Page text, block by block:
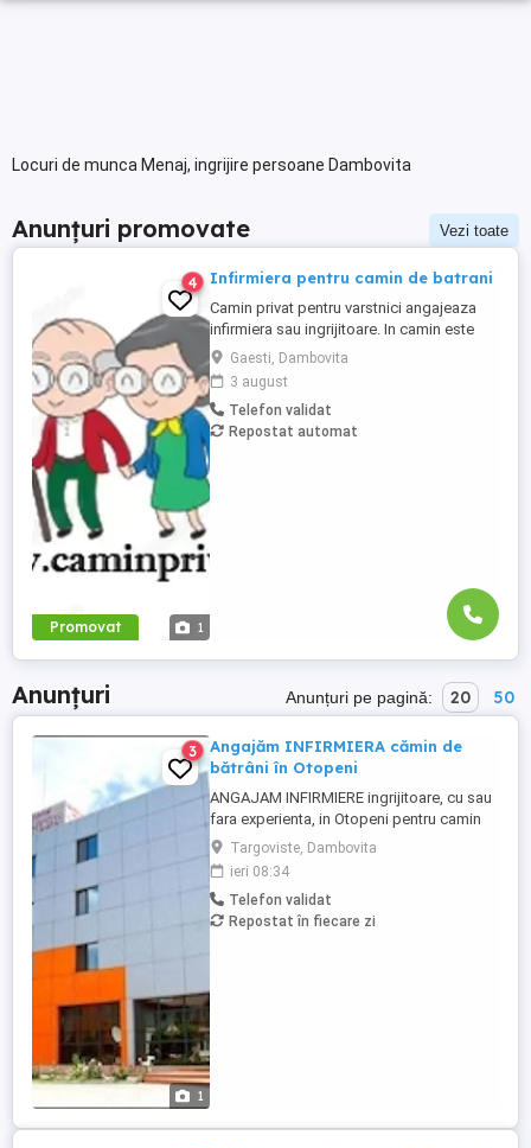
Locuri de munca Menaj, ingrijire persoane Dambovita
Anunțuri promovate Vezi toate
Promovat 1
4 Infirmiera pentru camin de batrani
Camin privat pentru varstnici angajeaza
infirmiera sau ingrijitoare. In camin este
personal medical 24 7. Asiguram mesele.
Mai multe detalii, la telefon.
Gaesti, Dambovita
3 august
Telefon validat
Repostat automat
Anunțuri Anunțuri pe pagină: 20 50
1
3
Angajăm INFIRMIERA cămin de
bătrâni în Otopeni
ANGAJAM INFIRMIERE ingrijitoare, cu sau
fara experienta, in Otopeni pentru camin
de batrani privat, program intern sau in
ture, plata corecta si la timp, masa
asigurata, carte de munca. Acces usor cu
transport in comun. Posibilitate de cazare
pentru personal in conditii bune, daca
Targoviste, Dambovita
ieri 08:34
Telefon validat
Repostat în fiecare zi